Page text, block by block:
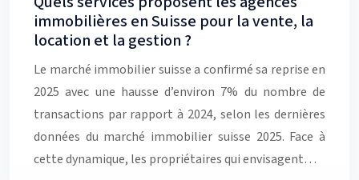
immobilières en Suisse pour la vente, la
location et la gestion ?
Le marché immobilier suisse a confirmé sa reprise en
2025 avec une hausse d’environ 7% du nombre de
transactions par rapport à 2024, selon les dernières
données du marché immobilier suisse 2025. Face à
cette dynamique, les propriétaires qui envisagent…